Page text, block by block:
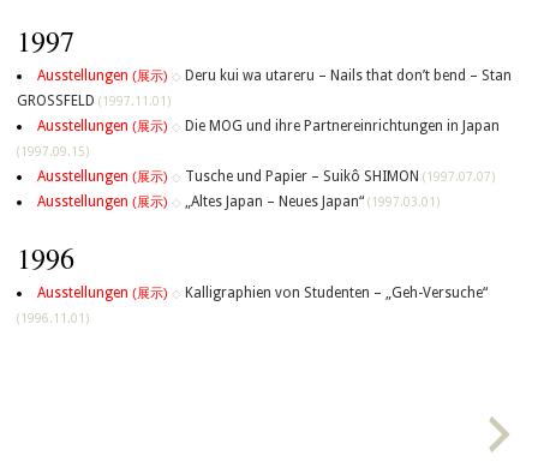
1997
Ausstellungen (展示) ◇ Deru kui wa utareru – Nails that don’t bend – Stan
GROSSFELD (1997.11.01)
Ausstellungen (展示) ◇ Die MOG und ihre Partnereinrichtungen in Japan
(1997.09.15)
Ausstellungen (展示) ◇ Tusche und Papier – Suikô SHIMON (1997.07.07)
Ausstellungen (展示) ◇ „Altes Japan – Neues Japan“ (1997.03.01)
1996
Ausstellungen (展示) ◇ Kalligraphien von Studenten – „Geh-Versuche“
(1996.11.01)